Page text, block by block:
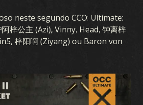
neste segundo CCO: Ultimate:
梓公主 (Azi), Vinny, Head, 钟离梓
梓阳啊 (Ziyang) ou Baron von
JOGO
PERGUNTAS FREQUENTES